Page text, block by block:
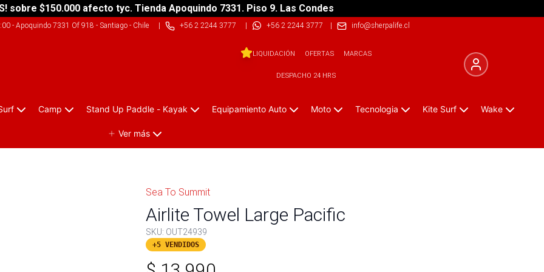
sobre $150.000 afecto tyc. Tienda Apoquindo 7331. Piso 9. Las Condes
- Apoquindo 7331 Of 918 - Santiago - Chile| +56 2 2244 3777 | +56 2 2244 3777 | info@sherpalife.cl
LIQUIDACIÓN OFERTAS MARCAS
DESPACHO 24 HRS
Camp Stand Up Paddle - Kayak Equipamiento Auto Moto Tecnologia Kite Surf Wake
Ver más
Sea To Summit
Airlite Towel Large Pacific
SKU: OUT24939
+5 VENDIDOS